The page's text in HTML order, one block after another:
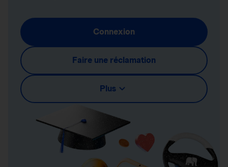
Connexion
Faire une réclamation
Plus